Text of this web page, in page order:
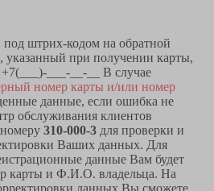
штрих-кодом на обратной
указанный при получении карты,
___-__-__ В случае
номер карты и/или номер
данные, если ошибка не
обслуживания клиентов
310-000-3 для проверки и
Ваших данных. Для
данные Вам будет
карты и Ф.И.О. владельца. На